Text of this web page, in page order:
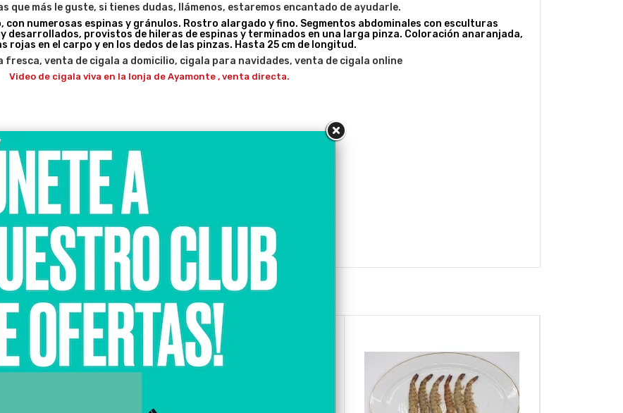
que más le guste, si tienes dudas, llámenos, estaremos encantado de ayudarle.
con numerosas espinas y gránulos. Rostro alargado y fino. Segmentos abdominales con esculturas
desarrollados, provistos de hileras de espinas y terminados en una larga pinza. Coloración anaranjada,
rojas en el carpo y en los dedos de las pinzas. Hasta 25 cm de longitud.
fresca, venta de cigala a domicilio, cigala para navidades, venta de cigala online
Video de cigala viva en la lonja de Ayamonte , venta directa.